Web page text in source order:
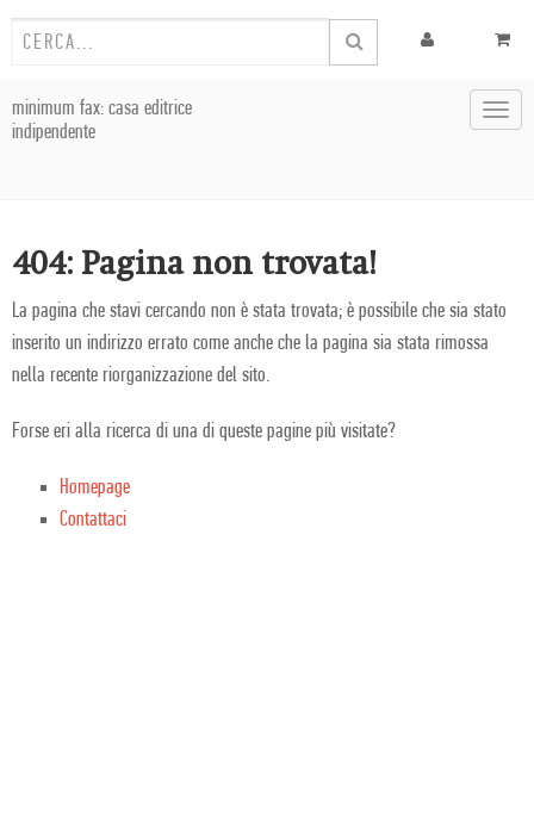
minimum fax: casa editrice
indipendente
404: Pagina non trovata!
La pagina che stavi cercando non è stata trovata; è possibile che sia stato
inserito un indirizzo errato come anche che la pagina sia stata rimossa
nella recente riorganizzazione del sito.
Forse eri alla ricerca di una di queste pagine più visitate?
Homepage
Contattaci